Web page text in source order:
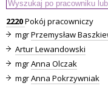
2220Pokój pracowniczy
mgrPrzemysław
Artur Lewandowski
mgrAnna Olczak
mgrAnna Pokrzywniak